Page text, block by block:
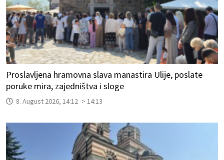
Proslavljena hramovna slava manastira Ulije, poslate
poruke mira, zajedništva i sloge
8. August 2026, 14:12 -> 14:13